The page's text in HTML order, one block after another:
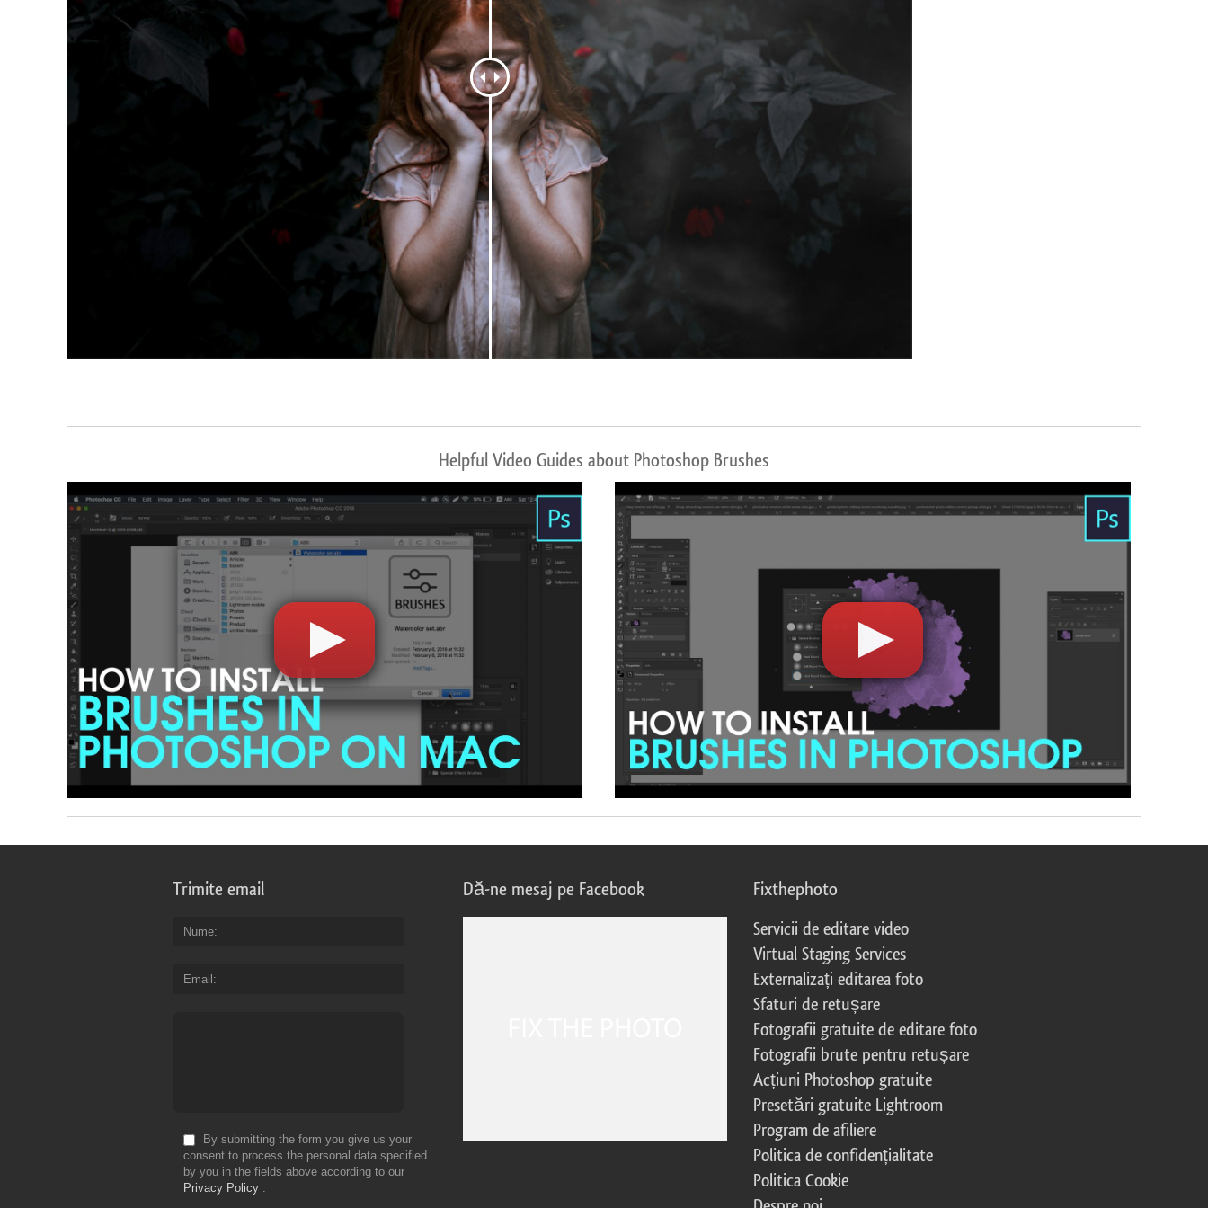
Retusarea produsului Servicii Bijuterii Retușând Servicii
Helpful Video Guides about Photoshop Brushes
Trimite email
Nume
Email
By submitting the form you give us your
consent to process the personal data specified
by you in the fields above according to our
Privacy Policy
Dă-ne mesaj pe Facebook Fixthephoto
Servicii de editare video
Virtual Staging Services
Externalizați editarea foto
Sfaturi de retușare
Fotografii gratuite de editare foto
Fotografii brute pentru retușare
Acțiuni Photoshop gratuite
Presetări gratuite Lightroom
Program de afiliere
Politica de confidențialitate
Politica Cookie